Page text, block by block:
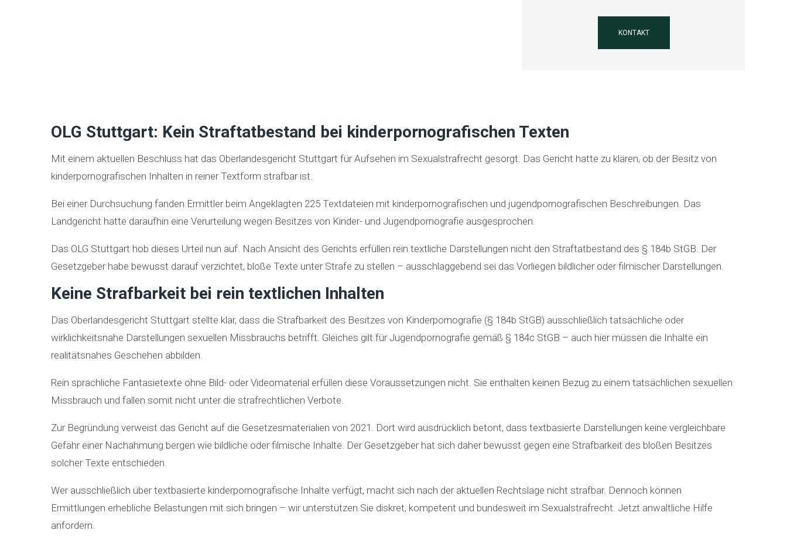
KONTAKT
OLG Stuttgart: Kein Straftatbestand bei kinderpornografischen Texten
Mit einem aktuellen Beschluss hat das Oberlandesgericht Stuttgart für Aufsehen im Sexualstrafrecht gesorgt. Das Gericht hatte zu klären, ob der Besitz von
kinderpornografischen Inhalten in reiner Textform strafbar ist.
Bei einer Durchsuchung fanden Ermittler beim Angeklagten 225 Textdateien mit kinderpornografischen und jugendpornografischen Beschreibungen. Das
Landgericht hatte daraufhin eine Verurteilung wegen Besitzes von Kinder- und Jugendpornografie ausgesprochen.
Das OLG Stuttgart hob dieses Urteil nun auf. Nach Ansicht des Gerichts erfüllen rein textliche Darstellungen nicht den Straftatbestand des § 184b StGB. Der
Gesetzgeber habe bewusst darauf verzichtet, bloße Texte unter Strafe zu stellen – ausschlaggebend sei das Vorliegen bildlicher oder filmischer Darstellungen.
Keine Strafbarkeit bei rein textlichen Inhalten
Das Oberlandesgericht Stuttgart stellte klar, dass die Strafbarkeit des Besitzes von Kinderpornografie (§ 184b StGB) ausschließlich tatsächliche oder
wirklichkeitsnahe Darstellungen sexuellen Missbrauchs betrifft. Gleiches gilt für Jugendpornografie gemäß § 184c StGB – auch hier müssen die Inhalte ein
realitätsnahes Geschehen abbilden.
Rein sprachliche Fantasietexte ohne Bild- oder Videomaterial erfüllen diese Voraussetzungen nicht. Sie enthalten keinen Bezug zu einem tatsächlichen sexuellen
Missbrauch und fallen somit nicht unter die strafrechtlichen Verbote.
Zur Begründung verweist das Gericht auf die Gesetzesmaterialien von 2021. Dort wird ausdrücklich betont, dass textbasierte Darstellungen keine vergleichbare
Gefahr einer Nachahmung bergen wie bildliche oder filmische Inhalte. Der Gesetzgeber hat sich daher bewusst gegen eine Strafbarkeit des bloßen Besitzes
solcher Texte entschieden.
Wer ausschließlich über textbasierte kinderpornografische Inhalte verfügt, macht sich nach der aktuellen Rechtslage nicht strafbar. Dennoch können
Ermittlungen erhebliche Belastungen mit sich bringen – wir unterstützen Sie diskret, kompetent und bundesweit im Sexualstrafrecht. Jetzt anwaltliche Hilfe
anfordern.